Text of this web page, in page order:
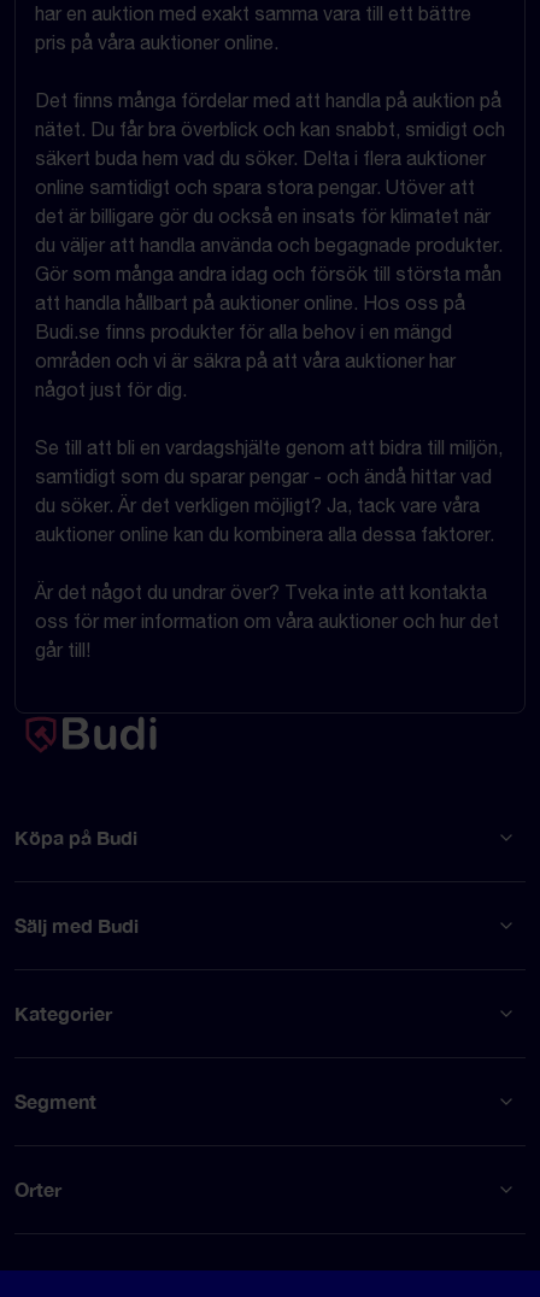
har en auktion med exakt samma vara till ett bättre
pris på våra auktioner online.
Det finns många fördelar med att handla på auktion på
nätet. Du får bra överblick och kan snabbt, smidigt och
säkert buda hem vad du söker. Delta i flera auktioner
online samtidigt och spara stora pengar. Utöver att
det är billigare gör du också en insats för klimatet när
du väljer att handla använda och begagnade produkter.
Gör som många andra idag och försök till största mån
att handla hållbart på auktioner online. Hos oss på
Budi.se finns produkter för alla behov i en mängd
områden och vi är säkra på att våra auktioner har
något just för dig.
Se till att bli en vardagshjälte genom att bidra till miljön,
samtidigt som du sparar pengar - och ändå hittar vad
du söker. Är det verkligen möjligt? Ja, tack vare våra
auktioner online kan du kombinera alla dessa faktorer.
Är det något du undrar över? Tveka inte att kontakta
oss för mer information om våra auktioner och hur det
går till!
Köpa på Budi
Sälj med Budi
Kategorier
Segment
Orter
Om Budi